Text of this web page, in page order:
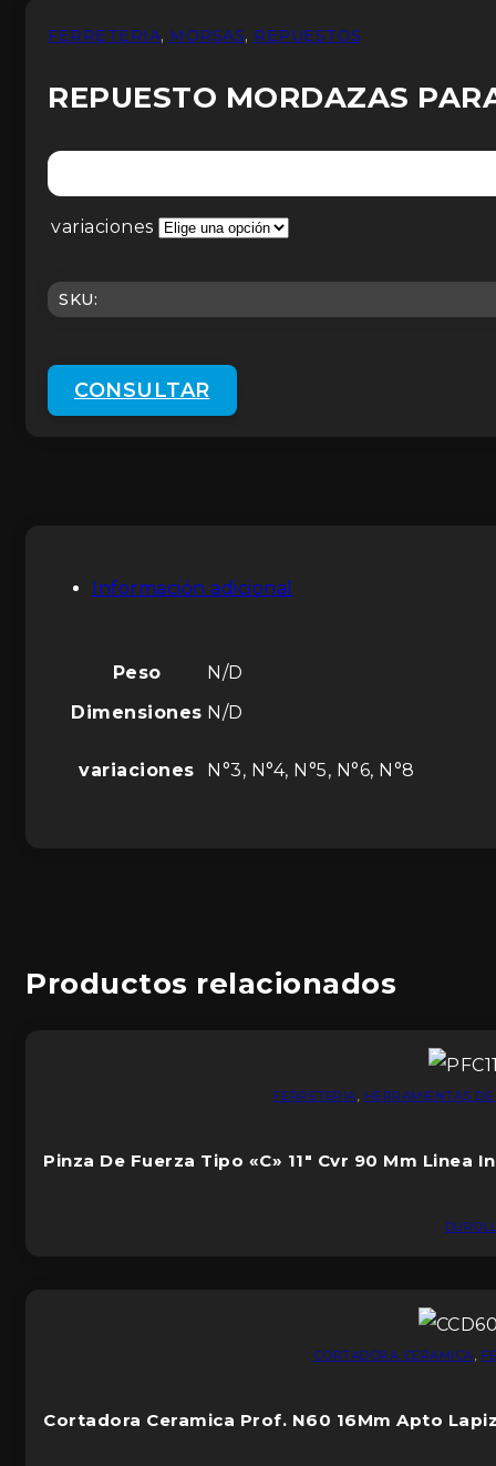
FERRETERIA, MORSAS, REPUESTOS
REPUESTO MORDAZAS
variaciones
SKU:
CONSULTAR
Información adicional
Peso
N/D
Dimensiones N/D
variaciones N°3, N°4, N°5, N°6, N°8
Productos relacionados
FERRETERIA, HERRAMIENTAS
Pinza De Fuerza Tipo «C» 11″ Cvr 90 Mm Linea
CORTADORA CERAMICA,
Cortadora Ceramica Prof. N60 16Mm Apto